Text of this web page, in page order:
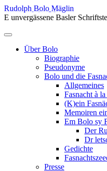
Skip
to
Rudolph Bolo Mäglin
E unvergässene Basler
Menu
Über Bolo
Biographie
Pseudonyme
Bolo und die
Allgemeines
Fasnacht à
(K)ein
Memoiren
Em Bolo sy
Der
Dr
Gedichte
Presse